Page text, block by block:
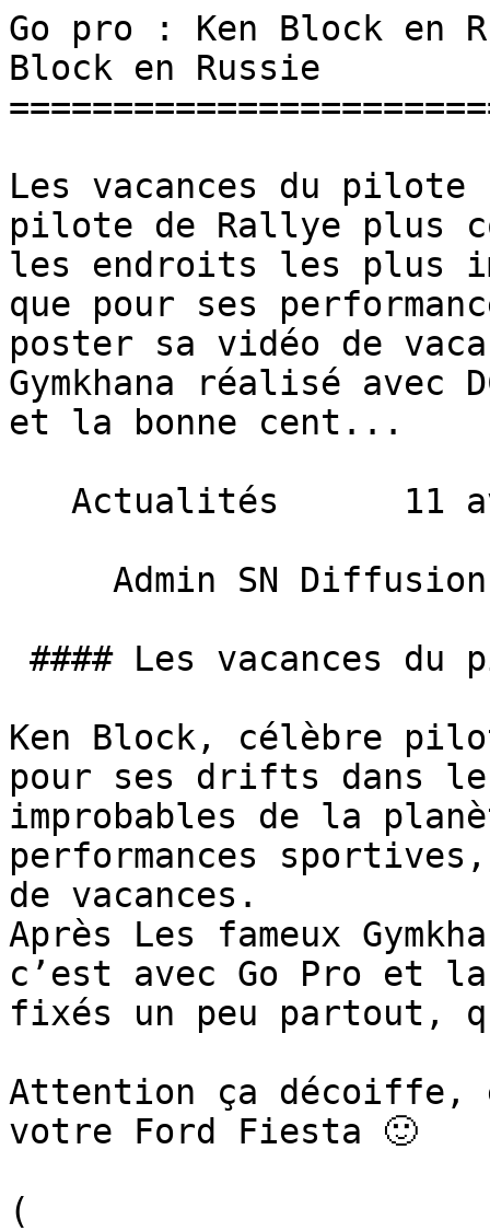
Go pro : Ken Block
Block en Russie
Les vacances du
pilote de Rallye plus
les endroits les plus
que pour ses
poster sa vidéo de
Gymkhana réalisé avec
et la bonne cent...
Ken Block, célèbre
pour ses drifts dans
improbables de la
performances
de vacances.
Après Les fameux
c’est avec Go Pro et la
fixés un peu partout,
Attention ça
votre Ford Fiesta 🙂
(